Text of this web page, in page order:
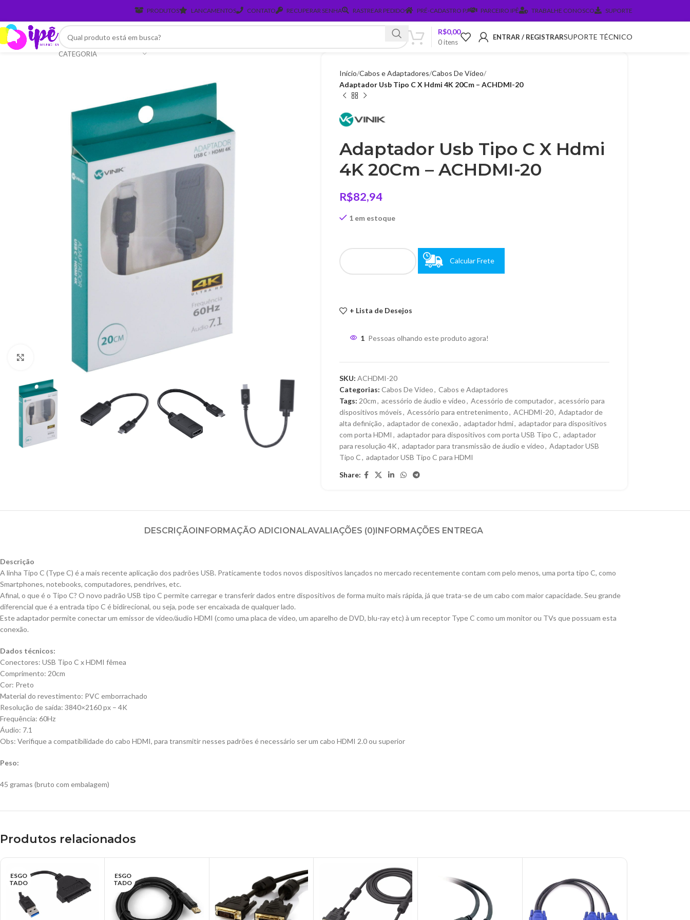
PRODUTOS LANCAMENTOS CONTATO RECUPERAR SENHA RASTREAR PEDIDO PRÉ-CADASTRO PJ PARCEIRO IPÊ TRABALHE CONOSCO SUPORTE
CATEGORIA
0itens
R$0,00
ENTRAR / REGISTRARSUPORTE TÉCNICO
Início Cabos e Adaptadores Cabos De Vídeo
Adaptador Usb Tipo C X Hdmi 4K 20Cm – ACHDMI-20
Adaptador Usb Tipo C X Hdmi
4K 20Cm – ACHDMI-20
R$82,94
1 em estoque
Calcular Frete
+ Lista de Desejos
1 Pessoas olhando este produto agora!
SKU: ACHDMI-20
Categorias: Cabos De Vídeo, Cabos e Adaptadores
Tags: 20cm, acessório de áudio e vídeo, Acessório de computador, acessório para
dispositivos móveis, Acessório para entretenimento, ACHDMI-20, Adaptador de
alta definição, adaptador de conexão, adaptador hdmi, adaptador para dispositivos
com porta HDMI , adaptador para dispositivos com porta USB Tipo C, adaptador
para resolução 4K, adaptador para transmissão de áudio e vídeo, Adaptador USB
Tipo C, adaptador USB Tipo C para HDMI
Share:
DESCRIÇÃOINFORMAÇÃO ADICIONALAVALIAÇÕES (0)INFORMAÇÕES ENTREGA
Descrição
A linha Tipo C (Type C) é a mais recente aplicação dos padrões USB. Praticamente todos novos dispositivos lançados no mercado recentemente contam com pelo menos, uma porta tipo C, como
Smartphones, notebooks, computadores, pendrives, etc.
Afinal, o que é o Tipo C? O novo padrão USB tipo C permite carregar e transferir dados entre dispositivos de forma muito mais rápida, já que trata-se de um cabo com maior capacidade. Seu grande
diferencial que é a entrada tipo C é bidirecional, ou seja, pode ser encaixada de qualquer lado.
Este adaptador permite conectar um emissor de vídeo/áudio HDMI (como uma placa de vídeo, um aparelho de DVD, blu-ray etc) à um receptor Type C como um monitor ou TVs que possuam esta
conexão.
Dados técnicos:
Conectores: USB Tipo C x HDMI fêmea
Comprimento: 20cm
Cor: Preto
Material do revestimento: PVC emborrachado
Resolução de saída: 3840×2160 px – 4K
Frequência: 60Hz
Áudio: 7.1
Obs: Verifique a compatibilidade do cabo HDMI, para transmitir nesses padrões é necessário ser um cabo HDMI 2.0 ou superior
Peso:
45 gramas (bruto com embalagem)
Produtos relacionados
ESGO
TADO
ESGO
TADO